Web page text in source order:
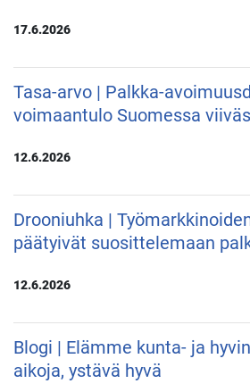
17.6.2026
Tasa-arvo | Palkka-
voimaantulo Suomessa
12.6.2026
Drooniuhka |
päätyivät suosittelemaan
12.6.2026
Blogi | Elämme kunta- ja
aikoja, ystävä hyvä